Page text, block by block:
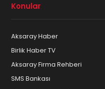
Konular
Aksaray Haber
Birlik Haber TV
Aksaray Firma Rehberi
SMS Bankası